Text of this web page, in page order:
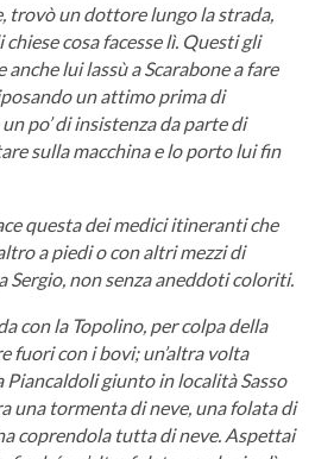
trovò un dottore lungo la strada,
cosa facesse lì. Questi gli
anche lui lassù a Scarabone a fare
un attimo prima di
po’ di insistenza da parte di
sulla macchina e lo porto lui fin
questa dei medici itineranti che
a piedi o con altri mezzi di
Sergio, non senza aneddoti coloriti.
con la Topolino, per colpa della
fuori con i bovi; un’altra volta
giunto in località Sasso
una tormenta di neve, una folata di
coprendola tutta di neve. Aspettai